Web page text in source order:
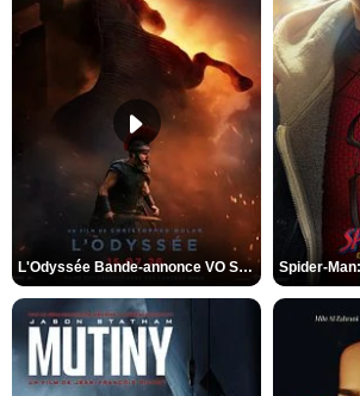
L'Odyssée Bande-annonce VO STFR